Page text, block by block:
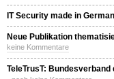
IT Security made in
Neue Publikation
keine Kommentare
TeleTrusT: